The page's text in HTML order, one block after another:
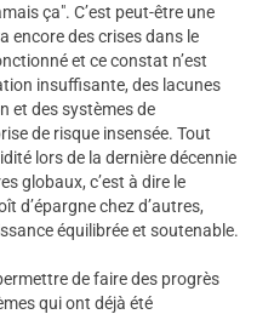
ça". C’est peut-être une
encore des crises dans le
et ce constat n’est
insuffisante, des lacunes
et des systèmes de
de risque insensée. Tout
lors de la dernière décennie
globaux, c’est à dire le
d’épargne chez d’autres,
équilibrée et soutenable.
de faire des progrès
qui ont déjà été